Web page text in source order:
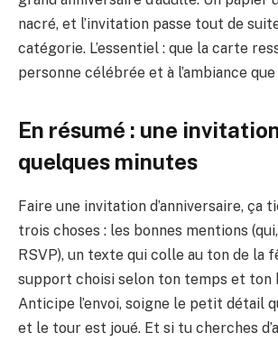
nacré, et l’invitation passe tout de
catégorie. L’essentiel : que la carte
personne célébrée et à l’ambiance
En résumé : une
quelques minutes
Faire une invitation d’anniversaire, ça
trois choses : les bonnes mentions
RSVP), un texte qui colle au ton de la
support choisi selon ton temps et ton
Anticipe l’envoi, soigne le petit détail
et le tour est joué. Et si tu cherches